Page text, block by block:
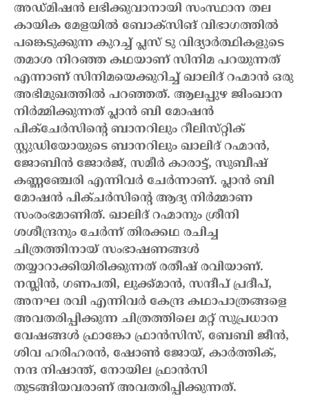
അഡ്മിഷൻ ലഭിക്കുവാനായി സംസ്ഥാന തല
കായിക മേളയിൽ ബോക്സിങ് വിഭാഗത്തിൽ
പങ്കെടുക്കുന്ന കുറച്ച് പ്ലസ് ടു വിദ്യാർത്ഥികളുടെ
തമാശ നിറഞ്ഞ കഥയാണ് സിനിമ പറയുന്നത്
എന്നാണ് സിനിമയെക്കുറിച്ച് ഖാലിദ് റഹ്മാൻ ഒരു
അഭിമുഖത്തിൽ പറഞ്ഞത്. ആലപ്പുഴ ജിംഖാന
നിർമ്മിക്കുന്നത് പ്ലാൻ ബി മോഷൻ
പിക്ചേർസിന്റെ ബാനറിലും റീലിസ്‌റ്റിക്‌
സ്റ്റുഡിയോയുടെ ബാനറിലും ഖാലിദ് റഹ്മാൻ,
ജോബിൻ ജോർജ്, സമീർ കാരാട്ട്, സുബീഷ്
കണ്ണഞ്ചേരി എന്നിവർ ചേർന്നാണ്. പ്ലാൻ ബി
മോഷൻ പിക്ചർസിന്റെ ആദ്യ നിർമ്മാണ
സംരംഭമാണിത്. ഖാലിദ് റഹ്മാനും ശ്രീനി
ശശീന്ദ്രനും ചേർന്ന് തിരക്കഥ രചിച്ച
ചിത്രത്തിനായ് സംഭാഷണങ്ങൾ
തയ്യാറാക്കിയിരിക്കുന്നത് രതീഷ് രവിയാണ്.
നസ്ലിൻ, ഗണപതി, ലുക്ക്മാൻ, സന്ദീപ് പ്രദീപ്,
അനഘ രവി എന്നിവർ കേന്ദ്ര കഥാപാത്രങ്ങളെ
അവതരിപ്പിക്കുന്ന ചിത്രത്തിലെ മറ്റ് സുപ്രധാന
വേഷങ്ങൾ ഫ്രാങ്കോ ഫ്രാൻസിസ്, ബേബി ജീൻ,
ശിവ ഹരിഹരൻ, ഷോൺ ജോയ്, കാർത്തിക്,
നന്ദ നിഷാന്ത്, നോയില ഫ്രാൻസി
തുടങ്ങിയവരാണ് അവതരിപ്പിക്കുന്നത്.